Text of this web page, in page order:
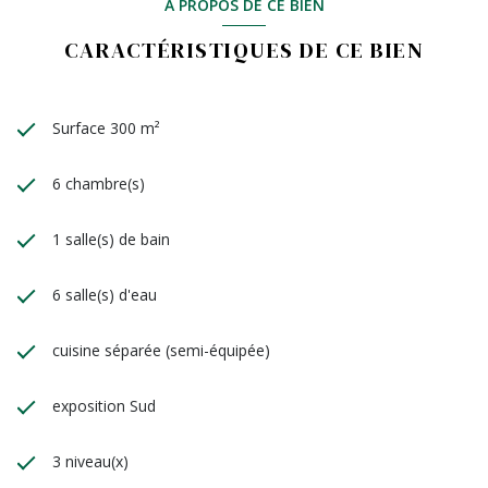
des longues journées ensoleillées, que ce soit pour un usage
personnel ou pour enchanter des hôtes.
A PROPOS DE CE BIEN
CARACTÉRISTIQUES DE CE BIEN
Surface 300 m²
6 chambre(s)
1 salle(s) de bain
6 salle(s) d'eau
cuisine séparée (semi-équipée)
exposition Sud
3 niveau(x)